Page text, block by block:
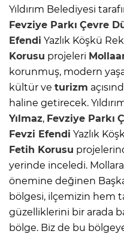
Yıldırım Belediyesi
Fevziye Parkı Çevre
Efendi Yazlık Köşkü
Korusu projeleri
korunmuş, modern
kültür ve turizm
haline getirecek.
Yılmaz, Fevziye Parkı
Fevzi Efendi Yazlık
Fetih Korusu
yerinde inceledi.
önemine değinen
bölgesi, ilçemizin hem
güzelliklerini bir arada
bölge. Biz de bu